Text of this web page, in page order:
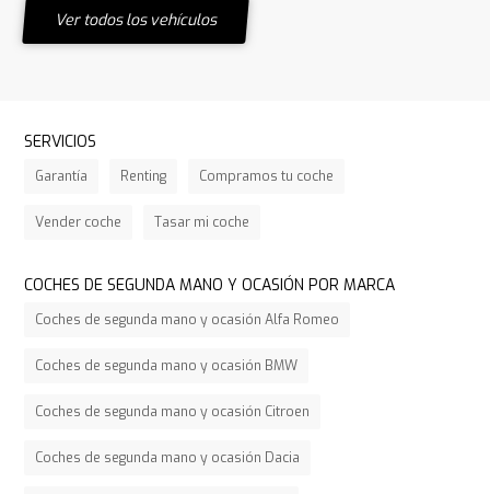
Ver todos los vehículos
SERVICIOS
Garantía Renting Compramos tu coche
Vender coche Tasar mi coche
COCHES DE SEGUNDA MANO Y OCASIÓN POR MARCA
Coches de segunda mano y ocasión Alfa Romeo
Coches de segunda mano y ocasión BMW
Coches de segunda mano y ocasión Citroen
Coches de segunda mano y ocasión Dacia